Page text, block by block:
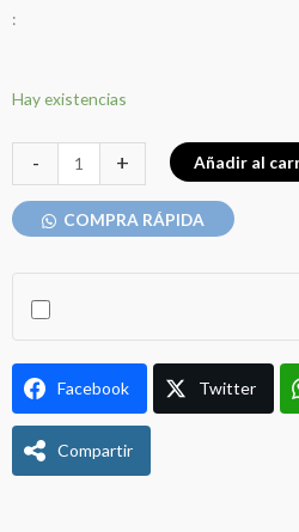
:
Hay existencias
-
ARO
SHINING
DB-
X25
TUBELESS
READY
/
CON
REMACHE
/
VALVULA
+ Añadir al
COMPRA RÁPIDA
Facebook Twitter
Compartir